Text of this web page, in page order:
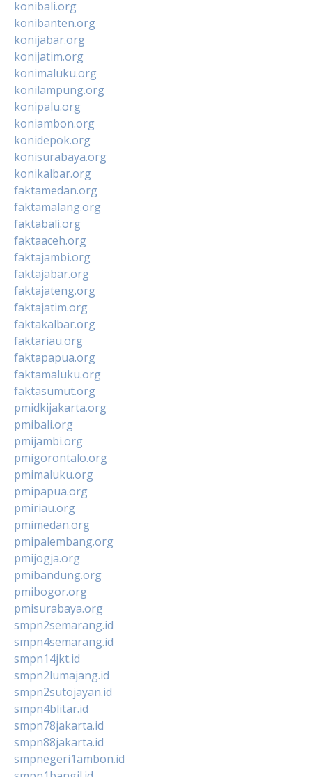
konibali.org
konibanten.org
konijabar.org
konijatim.org
konimaluku.org
konilampung.org
konipalu.org
koniambon.org
konidepok.org
konisurabaya.org
konikalbar.org
faktamedan.org
faktamalang.org
faktabali.org
faktaaceh.org
faktajambi.org
faktajabar.org
faktajateng.org
faktajatim.org
faktakalbar.org
faktariau.org
faktapapua.org
faktamaluku.org
faktasumut.org
pmidkijakarta.org
pmibali.org
pmijambi.org
pmigorontalo.org
pmimaluku.org
pmipapua.org
pmiriau.org
pmimedan.org
pmipalembang.org
pmijogja.org
pmibandung.org
pmibogor.org
pmisurabaya.org
smpn2semarang.id
smpn4semarang.id
smpn14jkt.id
smpn2lumajang.id
smpn2sutojayan.id
smpn4blitar.id
smpn78jakarta.id
smpn88jakarta.id
smpnegeri1ambon.id